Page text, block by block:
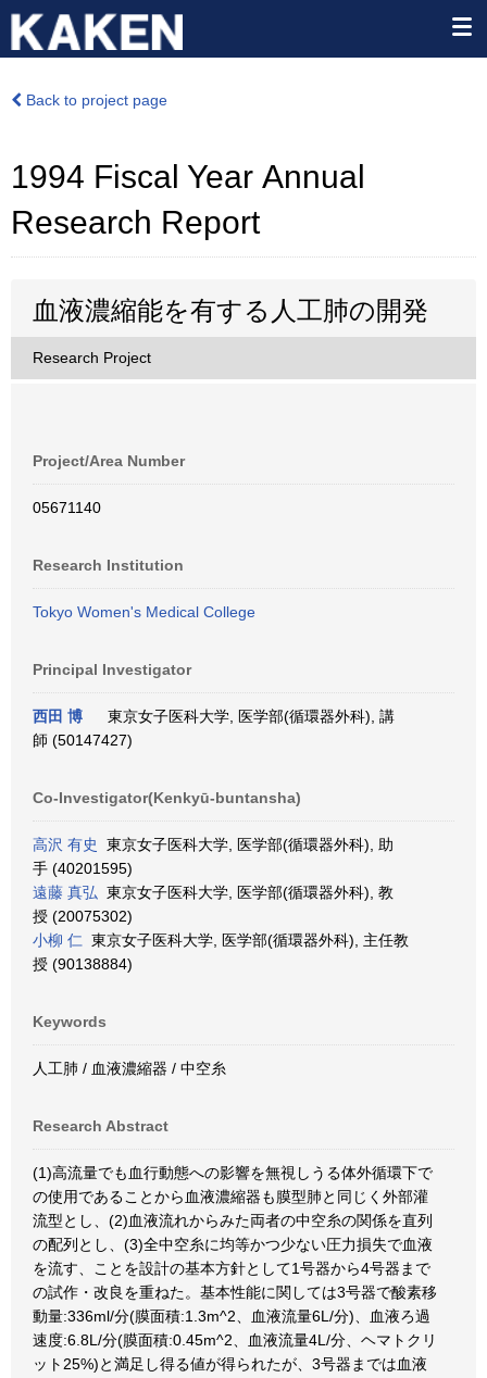
Back to project page
1994 Fiscal Year Annual
Research Report
血液濃縮能を有する人工肺の開発
Research Project
Project/Area Number
05671140
Research Institution
Tokyo Women's Medical College
Principal Investigator
西田 博
東京女子医科大学, 医学部(循環器外科), 講
師 (50147427)
Co-Investigator(Kenkyū-buntansha)
高沢 有史
東京女子医科大学, 医学部(循環器外科), 助
手 (40201595)
遠藤 真弘 東京女子医科大学, 医学部(循環器外科), 教
授 (20075302)
小柳 仁 東京女子医科大学, 医学部(循環器外科), 主任教
授 (90138884)
Keywords
人工肺 / 血液濃縮器 / 中空糸
Research Abstract
(1)高流量でも血行動態への影響を無視しうる体外循環下で
の使用であることから血液濃縮器も膜型肺と同じく外部灌
流型とし、(2)血液流れからみた両者の中空糸の関係を直列
の配列とし、(3)全中空糸に均等かつ少ない圧力損失で血液
を流す、ことを設計の基本方針として1号器から4号器まで
の試作・改良を重ねた。基本性能に関しては3号器で酸素移
動量:336ml/分(膜面積:1.3m^2、血液流量6L/分)、血液ろ過
速度:6.8L/分(膜面積:0.45m^2、血液流量4L/分、ヘマトクリ
ット25%)と満足し得る値が得られたが、3号器までは血液